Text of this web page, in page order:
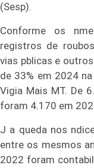
(Sesp).
Conforme os
registros de
vias pblicas e
de 33% em 2024
Vigia Mais MT. De
foram 4.170 em
J a queda nos
entre os mesmos
2022 foram